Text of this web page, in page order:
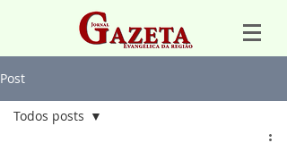
Post
Todos posts